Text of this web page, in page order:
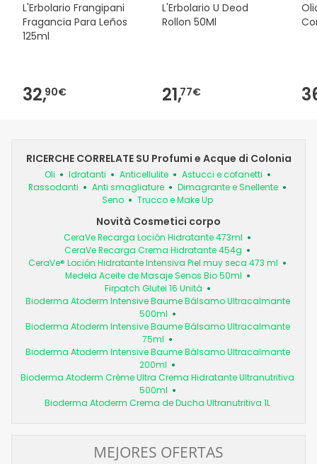
L'Erbolario Frangipani
Fragancia Para Leños
125ml
32,90€
L'Erbolario U Deod
Rollon 50Ml
21,77€
RICERCHE CORRELATE SU Profumi e Acque di Colonia
Oli Idratanti Anticellulite
Astucci e cofanetti
Rassodanti
Anti smagliature
Dimagrante e Snellente
Seno
Trucco e Make Up
Novità Cosmetici corpo
CeraVe Recarga Loción Hidratante 473ml
CeraVe Recarga Crema Hidratante 454g
CeraVe® Loción Hidratante Intensiva Piel muy seca 473 ml
Medela Aceite de Masaje Senos Bio 50ml
Firpatch Glutei 16 Unità
Bioderma Atoderm Intensive Baume Bálsamo Ultracalmante
500ml
Bioderma Atoderm Intensive Baume Bálsamo Ultracalmante
75ml
Bioderma Atoderm Intensive Baume Bálsamo Ultracalmante
200ml
Bioderma Atoderm Crème Ultra Crema Hidratante Ultranutritiva
500ml
Bioderma Atoderm Crema de Ducha Ultranutritiva 1L
MEJORES OFERTAS